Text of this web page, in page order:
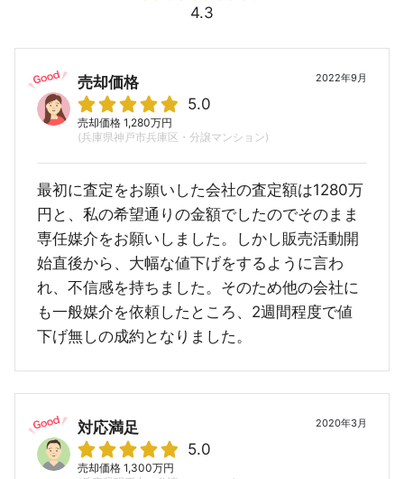
4.3
2022年9月
売却価格
5.0
売却価格 1,280万円
(兵庫県神戸市兵庫区・分譲マンション)
最初に査定をお願いした会社の査定額は1280万
円と、私の希望通りの金額でしたのでそのまま
専任媒介をお願いしました。しかし販売活動開
始直後から、大幅な値下げをするように言わ
れ、不信感を持ちました。そのため他の会社に
も一般媒介を依頼したところ、2週間程度で値
下げ無しの成約となりました。
2020年3月
対応満足
5.0
売却価格 1,300万円